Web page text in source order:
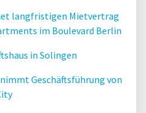
langfristigen Mietvertrag
im Boulevard Berlin
in Solingen
Geschäftsführung von